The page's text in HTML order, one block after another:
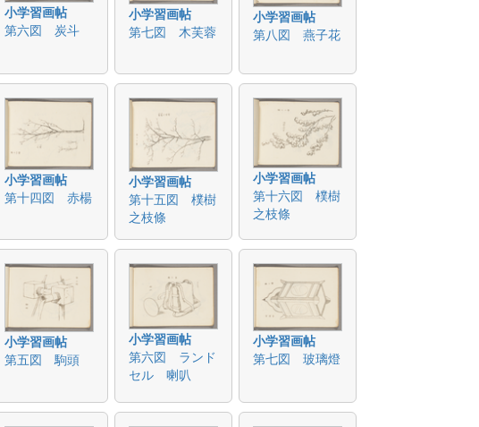
小学習画帖
第六図 炭斗
小学習画帖
第七図 木芙蓉
小学習画帖
第八図 燕子花
小学習画帖
第十四図 赤楊
小学習画帖
第十五図 樸樹
之枝條
小学習画帖
第十六図 樸樹
之枝條
小学習画帖
第五図 駒頭
小学習画帖
第六図 ランド
セル 喇叭
小学習画帖
第七図 玻璃燈